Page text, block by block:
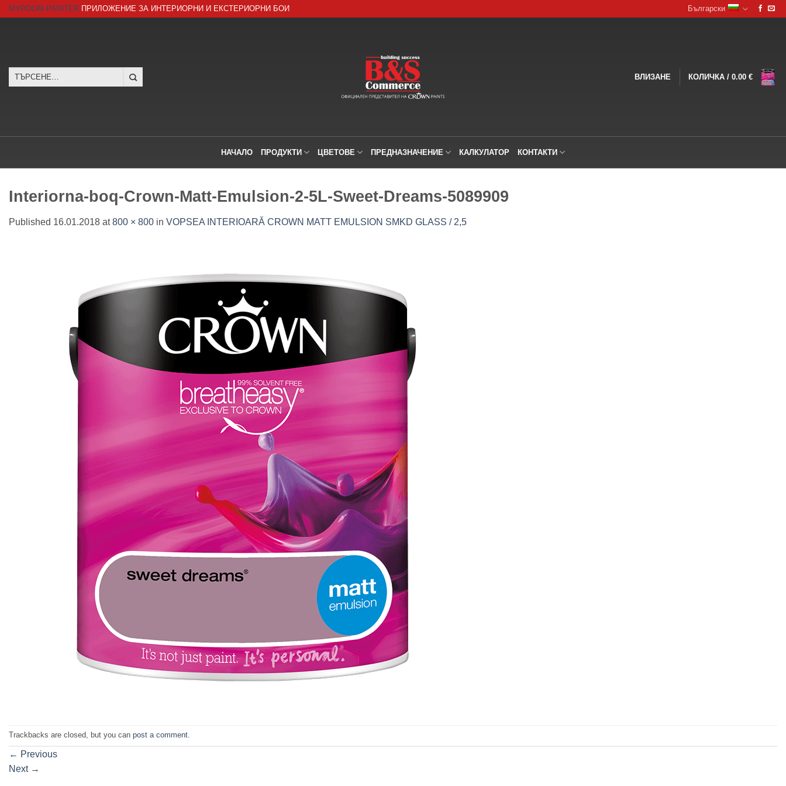
SkipMYROOM-PAINTER ПРИЛОЖЕНИЕ ЗА ИНТЕРИОРНИ И ЕКСТЕРИОРНИ БОИ Български
Търсене
ВЛИЗАНЕ КОЛИЧКА / 0.00 €
НАЧАЛО ПРОДУКТИ ЦВЕТОВЕ ПРЕДНАЗНАЧЕНИЕ КАЛКУЛАТОР КОНТАКТИ
Interiorna-boq-Crown-Matt-Emulsion-2-5L-Sweet-Dreams-5089909
Published 16.01.2018 at800 × 800 in VOPSEA INTERIOARĂ CROWN MATT EMULSION SMKD GLASS / 2,5
Trackbacks are closed, but you can post a comment
← Previous
Next →